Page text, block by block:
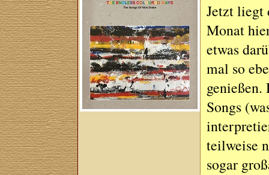
Jetzt liegt
Monat
etwas
mal so
Songs
teilweise
sogar